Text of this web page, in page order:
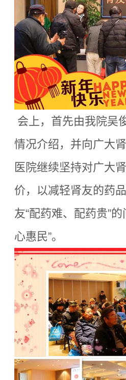
会上，首先由我院吴
情况介绍，并向广大
医院继续坚持对广大
价，以减轻肾友的药
友“配药难、配药贵”
心惠民”。